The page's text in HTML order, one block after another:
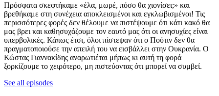
Πρόσφατα σκεφτήκαμε «έλα, μωρέ, πόσο θα χιονίσει;» και
βρεθήκαμε στη συνέχεια αποκλεισμένοι και εγκλωβισμένοι! Τις
περισσότερες φορές δεν θέλουμε να πιστέψουμε ότι κάτι κακό θα
μας βρει και καθησυχάζουμε τον εαυτό μας ότι οι ανησυχίες είναι
υπερβολικές. Κάπως έτσι, όλοι πίστεψαν ότι ο Πούτιν δεν θα
πραγματοποιούσε την απειλή του να εισβάλλει στην Ουκρανία. Ο
Κώστας Γιαννακίδης αναρωτιέται μήπως κι αυτή τη φορά
ξορκίζουμε το χειρότερο, μη πιστεύοντας ότι μπορεί να συμβεί.
See all episodes